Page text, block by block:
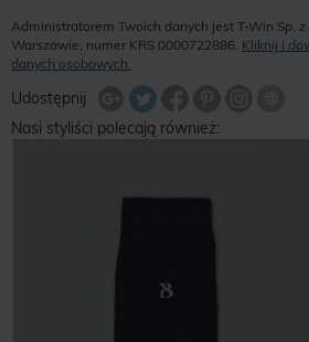
Administratorem Twoich danych jest T-Win Sp.
Warszawie, numer KRS 0000722886. Kliknij i
danych osobowych.
Udostępnij
Share Facebook
Udostępnij na
Udostępnij na
Nasi styliści polecają również: